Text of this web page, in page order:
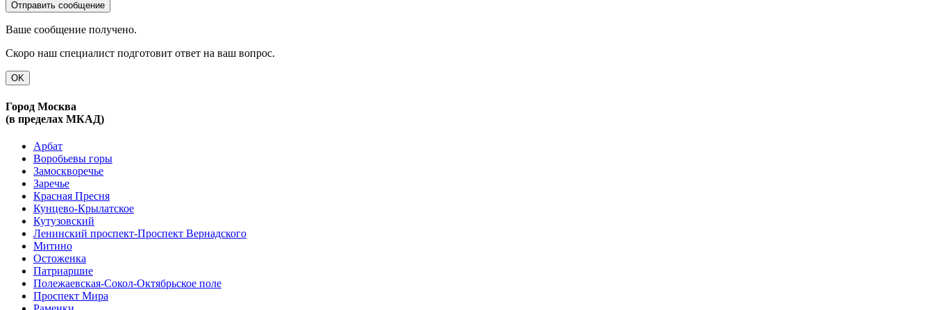
Ваше сообщение получено.
Скоро наш специалист подготовит ответ на ваш вопрос.
OK
Город Москва
(в пределах МКАД)
Арбат
Воробьевы горы
Замоскворечье
Заречье
Красная Пресня
Кунцево-Крылатское
Кутузовский
Ленинский проспект-Проспект Вернадского
Митино
Остоженка
Патриаршие
Полежаевская-Сокол-Октябрьское поле
Проспект Мира